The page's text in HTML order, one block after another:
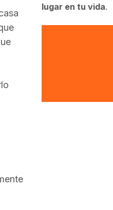
lugar en tu vida.